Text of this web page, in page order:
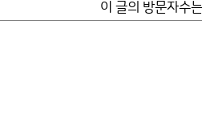
이 글의 방문자수